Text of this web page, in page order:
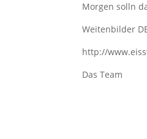
Morgen solln
Weitenbilder
http://
Das Team